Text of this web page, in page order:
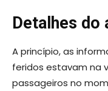
Detalhes do
A princípio, as
feridos estavam na
passageiros no